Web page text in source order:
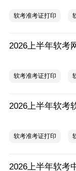
软考准考证打印
软考准考证打印
软考准考证打印